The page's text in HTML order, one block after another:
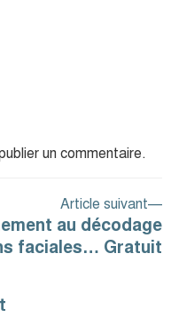
un commentaire.
Article suivant
au décodage
faciales… Gratuit